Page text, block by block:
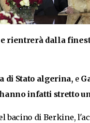
e rientrerà dalla
di Stato algerina,e
infatti stretto
bacino di Berkine,